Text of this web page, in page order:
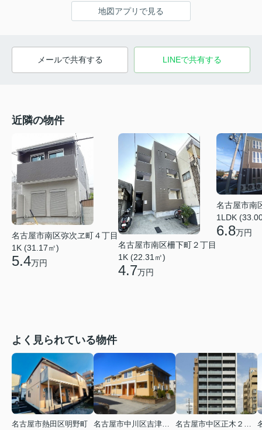
地図アプリで見る
メールで共有する LINEで共有する
近隣の物件
名古屋市南区弥次ヱ町４丁目
1K (31.17㎡)
5.4万円
名古屋市南区柵下町２丁目
1K (22.31㎡)
4.7万円
名古屋市南
1LDK
6.8万円
よく見られている物件
名古屋市熱田区明野町
名古屋市中川区吉津４丁目
名古屋市中区正木２丁目